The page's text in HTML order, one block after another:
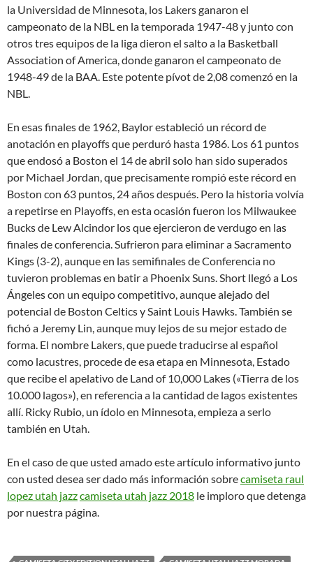
la Universidad de Minnesota, los Lakers ganaron el
campeonato de la NBL en la temporada 1947-48 y junto con
otros tres equipos de la liga dieron el salto a la Basketball
Association of America, donde ganaron el campeonato de
1948-49 de la BAA. Este potente pívot de 2,08 comenzó en la
NBL.
En esas finales de 1962, Baylor estableció un récord de
anotación en playoffs que perduró hasta 1986. Los 61 puntos
que endosó a Boston el 14 de abril solo han sido superados
por Michael Jordan, que precisamente rompió este récord en
Boston con 63 puntos, 24 años después. Pero la historia volvía
a repetirse en Playoffs, en esta ocasión fueron los Milwaukee
Bucks de Lew Alcindor los que ejercieron de verdugo en las
finales de conferencia. Sufrieron para eliminar a Sacramento
Kings (3-2), aunque en las semifinales de Conferencia no
tuvieron problemas en batir a Phoenix Suns. Short llegó a Los
Ángeles con un equipo competitivo, aunque alejado del
potencial de Boston Celtics y Saint Louis Hawks. También se
fichó a Jeremy Lin, aunque muy lejos de su mejor estado de
forma. El nombre Lakers, que puede traducirse al español
como lacustres, procede de esa etapa en Minnesota, Estado
que recibe el apelativo de Land of 10,000 Lakes («Tierra de los
10.000 lagos»), en referencia a la cantidad de lagos existentes
allí. Ricky Rubio, un ídolo en Minnesota, empieza a serlo
también en Utah.
En el caso de que usted amado este artículo informativo junto
con usted desea ser dado más información sobrecamiseta raul
lopez utah jazzcamiseta utah jazz 2018 le imploro que detenga
por nuestra página.